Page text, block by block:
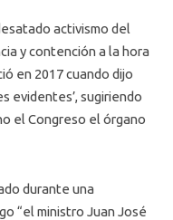
activismo del
y contención a la hora
en 2017 cuando dijo
evidentes’, sugiriendo
el Congreso el órgano
durante una
“el ministro Juan José